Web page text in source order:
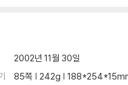
2002년 11월 30일
85쪽 | 242g |